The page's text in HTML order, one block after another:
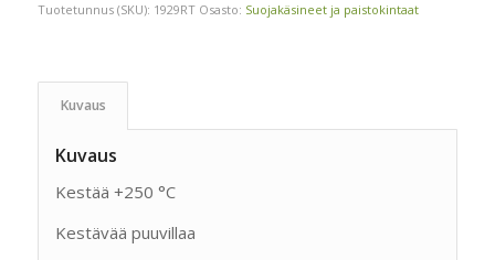
Tuotetunnus (SKU): 1929RT Osasto: Suojakäsineet ja paistokintaat
Kuvaus
Kuvaus
Kestää +250 °C
Kestävää puuvillaa